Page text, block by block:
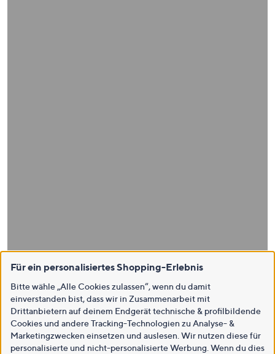
Für ein personalisiertes Shopping-Erlebnis
Bitte wähle „Alle Cookies zulassen“, wenn du damit
einverstanden bist, dass wir in Zusammenarbeit mit
Drittanbietern auf deinem Endgerät technische & profilbildende
Cookies und andere Tracking-Technologien zu Analyse- &
Marketingzwecken einsetzen und auslesen. Wir nutzen diese für
personalisierte und nicht-personalisierte Werbung. Wenn du dies